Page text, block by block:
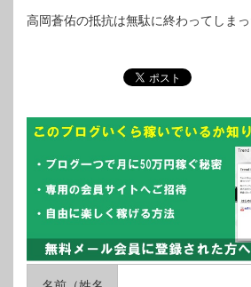
高岡蒼佑の抵抗は無駄に終わってしまっ